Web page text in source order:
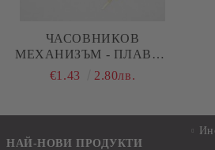
ЧАСОВНИКОВ
МЕХАНИЗЪМ - ПЛАВЕН
( ДЪЛГА РЕЗБА ) -
€1.43 2.80лв.
НАЙ-НОВИ ПРОДУКТИ